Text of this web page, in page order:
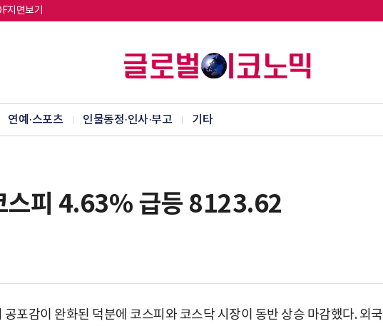
지면보기
연예·스포츠 인물동정·인사·부고 기타
스피 4.63% 급등 8123.62
포감이 완화된 덕분에 코스피와 코스닥 시장이 동반 상승 마감했다. 외국